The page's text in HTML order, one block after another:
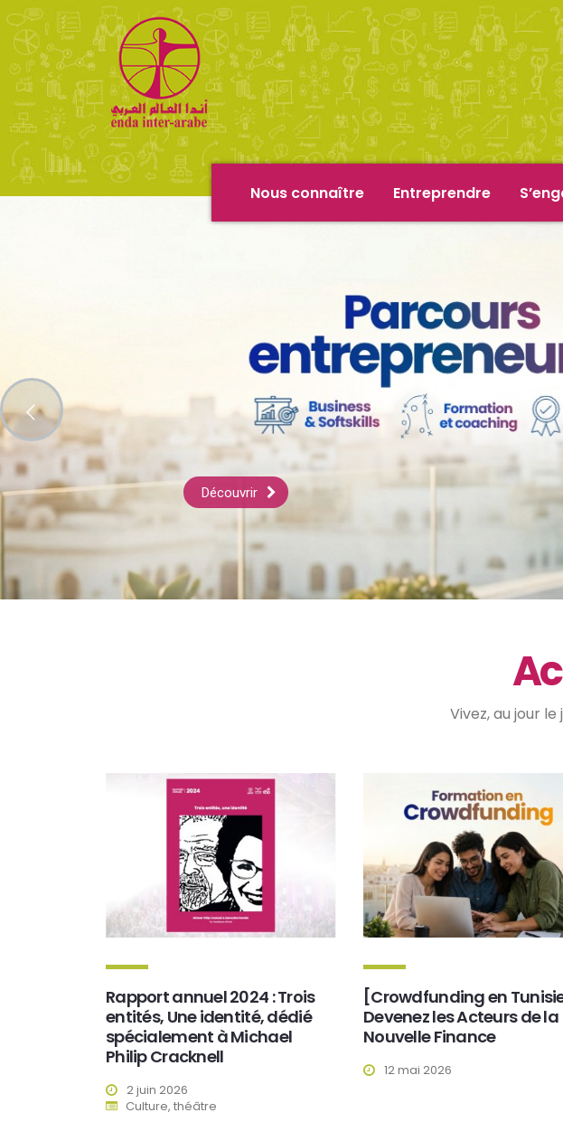
Nous connaître Entreprendre
Découvrir
Vivez, au jour
Rapport annuel 2024 : Trois
entités, Une identité, dédié
spécialement à Michael
Philip Cracknell
2 juin 2026
Culture, théâtre
[Crowdfunding en
Devenez les Acteurs de la
Nouvelle Finance
12 mai 2026